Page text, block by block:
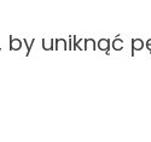
uniknąć